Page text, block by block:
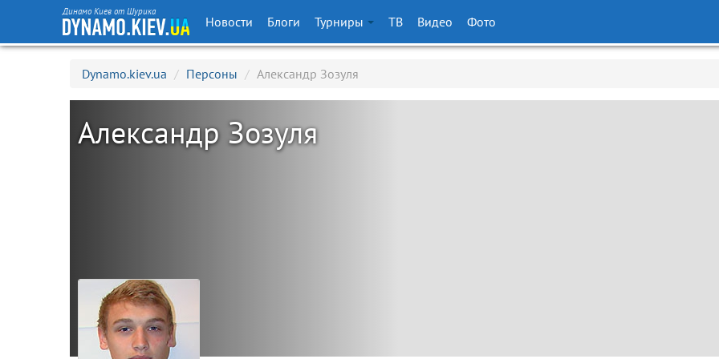
Динамо Киев от Шурика
Новости Блоги Турниры ТВ Видео Фото
Dynamo.kiev.ua / Персоны / Александр Зозуля
Александр Зозуля